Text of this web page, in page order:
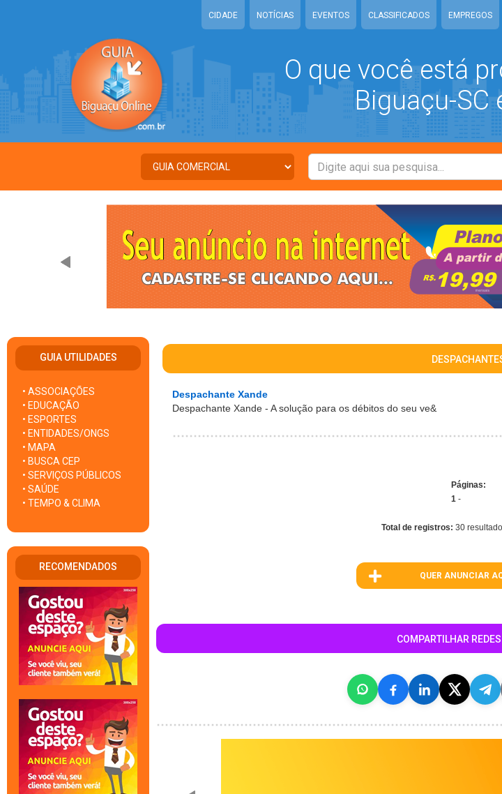
CIDADE NOTÍCIAS EVENTOS CLASSIFICADOS EMPREGOS
O que você está
Biguaçu-SC
GUIA UTILIDADES
• ASSOCIAÇÕES
• EDUCAÇÃO
• ESPORTES
• ENTIDADES/ONGS
• MAPA
• BUSCA CEP
• SERVIÇOS PÚBLICOS
• SAÚDE
• TEMPO & CLIMA
RECOMENDADOS
Despachante Xande
Despachante Xande - A solução para os débitos do seu ve&
Páginas:
1 -
Total de registros: 30
QUER ANUNCIAR
COMPARTILHAR